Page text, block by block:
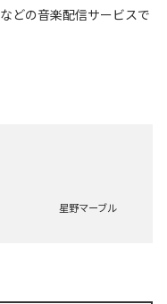
などの音楽配信サービスで
星野マーブル